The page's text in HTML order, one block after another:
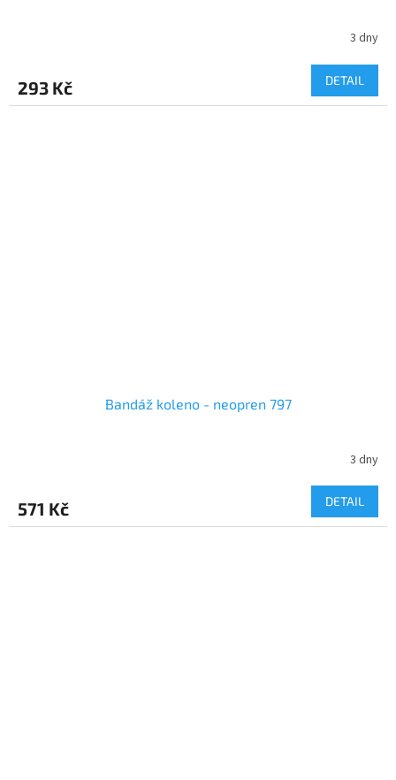
3 dny
293 Kč DETAIL
Bandáž koleno - neopren 797
3 dny
571 Kč DETAIL